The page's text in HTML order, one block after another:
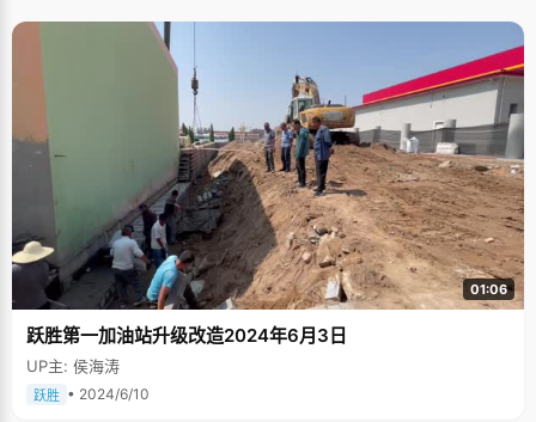
01:06
跃胜第一加油站升级改造2024年6月3日
UP主: 侯海涛
跃胜 • 2024/6/10